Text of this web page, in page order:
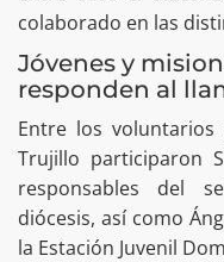
colaborado en las
Jóvenes y
responden al
Entre los
Trujillo participaron
responsables del
diócesis, así como
la Estación Juvenil